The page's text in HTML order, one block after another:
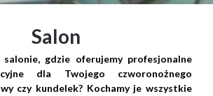
Salon
gdzie oferujemy profesjonalne
dla Twojego czworonożnego
czy kundelek? Kochamy je wszystkie